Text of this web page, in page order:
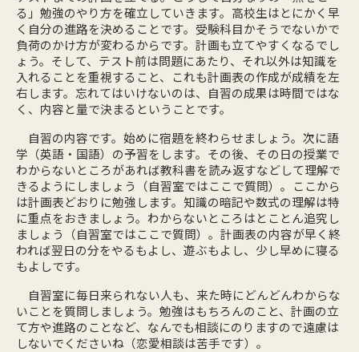
る」勉強のやり方を確立していきます。高校生はとにかく早
く自分の進路を決めることです。受験科目かそうでないかで
負荷のかけ方が変わるからです。計画も立てやすくなるでし
ょう。そして、テスト前は問題にあたり、それ以外は知識を
入れることを重視すること、これも計画表の作成が成績を左
右します。忘れてはいけないのは、自習の成果は時間ではな
く、 内容と量で決まるということです。
自習の内容です。始めに宿題を終わらせましょう。次に語
学（英語・国語）の予習をします。その後、その日の授業で
わからないところがあれば教科書を読み返すなどして理解で
きるようにしましょう（自習室ではここで質問）。ここから
は計画表どおりに勉強します。知識の暗記や数式の理解は特
に重点をおきましょう。わからないところはとことん追究し
ましょう（自習室ではここで質問）。計画表の内容が早く終
われば翌日の分をやるもよし、遊ぶもよし、少し早めに寝る
もよしです。
自習室に毎日来られない人も、来た時にどんどんわからな
いことを質問しましょう。勉強はもちろんのこと、計画の立
て方や進路のことなど、なんでも相談にのりますので遠慮は
しないでくださいね（恋愛相談は苦手です）。